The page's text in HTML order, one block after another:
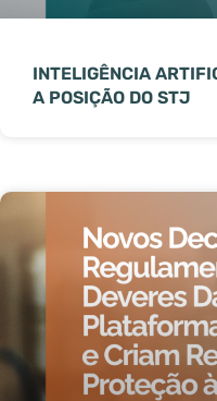
INTELIGÊNCIA
A POSIÇÃO DO STJ